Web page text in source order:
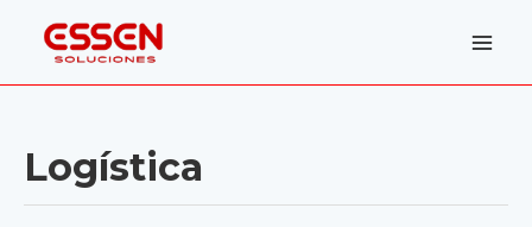
Logística